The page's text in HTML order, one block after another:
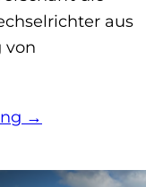
aus
von
→